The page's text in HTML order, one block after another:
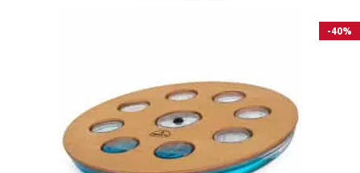
-40%